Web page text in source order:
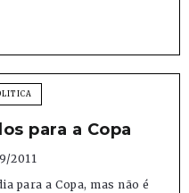
para a Copa
2011
para a Copa, mas não é